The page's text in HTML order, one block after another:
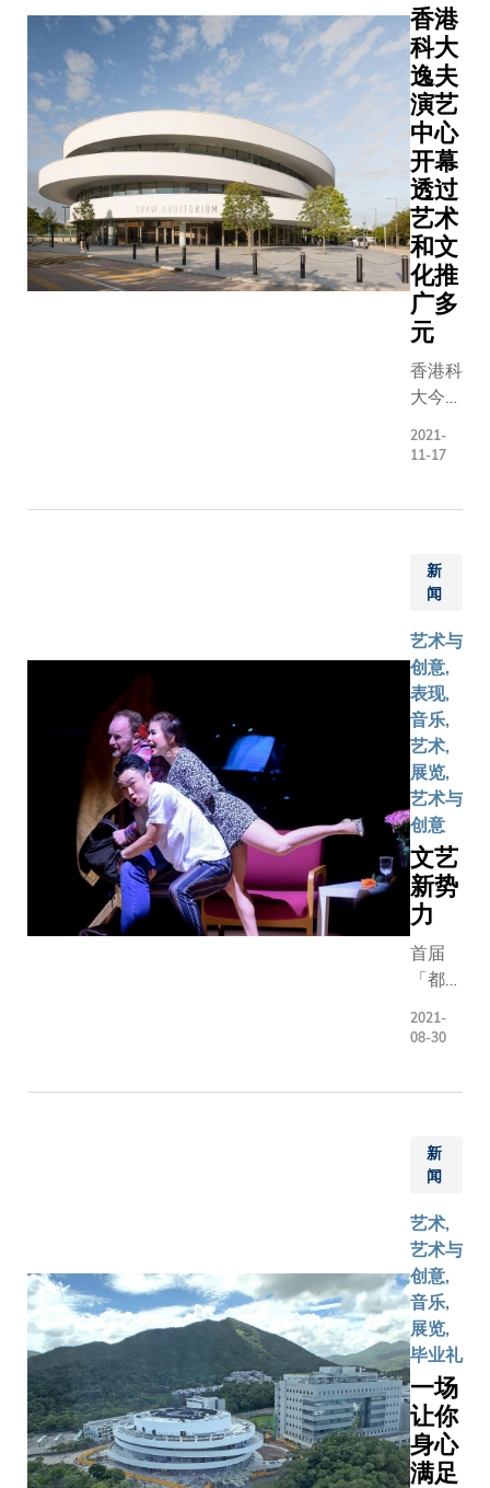
长。 一家知
名画廊的
主曾时我
说，他不
投资在年
女艺术家
上！ 2012
年，
于美国卫
理大学修
艺术课程
学成归来
备在艺术
刚起步便
历挫折。
「我曾接
一家知名
摆出的态
什么要投
在一位年
上？ 反正
将来都会
婚然后退
艺术圈。
当时我刚
一所尊重
性别的大
校园踏足
会，便遇
这位男士
我是否要
人来作为
量标准！
这次经历
然让
非常诧异
这位年轻
行。尽管
师不利，
在艺术界
发展却平
青云。 她
作品现正
西九文化
的 M+ 博
馆展出，
身「博物
艺术家」
梦想终于
香港
科大
逸夫
演艺
中心
开幕
透过
艺术
和文
化推
广多
元
香港科
大今天
基金
千万元
兴建的
逸夫演
艺中心
举办开
幕典
礼。
2021-
11-17
新
闻
艺术与
创意,
表现,
音乐,
艺术,
展览,
艺术与
创意
文艺
新势
力
首届
「都会
节」呈
独幕喜
歌剧
《丽
塔》，
故事讲
述两位
丈夫一
心摆脱
性格霸
道的妻
子。
香港科
技大学
2021-
08-30
新
闻
艺术,
艺术与
创意,
音乐,
展览,
毕业礼
一场
让你
身心
满足